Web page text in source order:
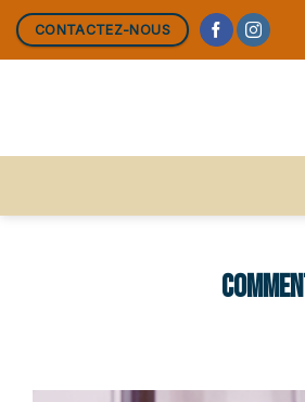
Skip
CONTACTEZ-NOUS